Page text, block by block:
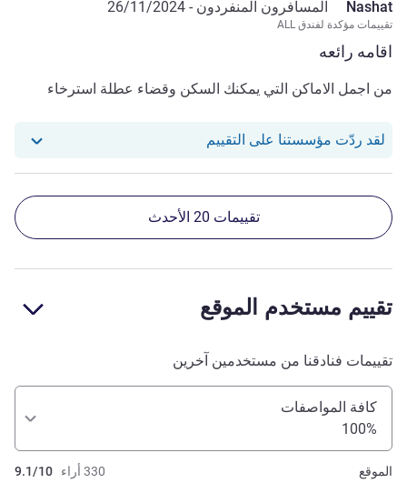
اقامه رائعه
Nashat المسافرون المنفردون - 26/11/2024
تقييمات مؤكدة لفندق ALL
من اجمل الاماكن التي يمكنك السكن وقضاء عطلة استرخاء
لقد ردّت مؤسستنا على التقييم استجاب فندقنا للمراجعة من Nashat
تقييمات 20 الأحدث
تقييم مستخدم الموقع
تقييمات فنادقنا من مستخدمين آخرين
كافة المواصفات
100%
330 أراء 9.1/10 الموقع